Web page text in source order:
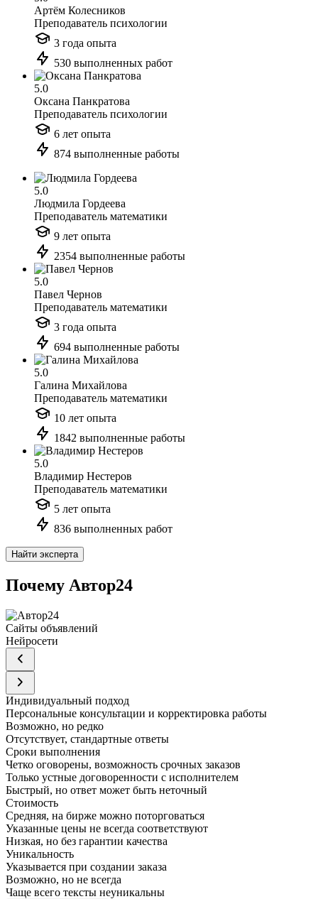
Артём Колесников
Преподаватель психологии
3 года опыта
530 выполненных работ
5.0
Оксана Панкратова
Преподаватель психологии
6 лет опыта
874 выполненные работы
5.0
Людмила Гордеева
Преподаватель математики
9 лет опыта
2354 выполненные работы
5.0
Павел Чернов
Преподаватель математики
3 года опыта
694 выполненные работы
5.0
Галина Михайлова
Преподаватель математики
10 лет опыта
1842 выполненные работы
5.0
Владимир Нестеров
Преподаватель математики
5 лет опыта
836 выполненных работ
Найти эксперта
Почему Автор24
Сайты объявлений
Нейросети
Индивидуальный подход
Персональные консультации и корректировка работы
Возможно, но редко
Отсутствует, стандартные ответы
Сроки выполнения
Четко оговорены, возможность срочных заказов
Только устные договоренности с исполнителем
Быстрый, но ответ может быть неточный
Стоимость
Средняя, на бирже можно поторговаться
Указанные цены не всегда соответствуют
Низкая, но без гарантии качества
Уникальность
Указывается при создании заказа
Возможно, но не всегда
Чаще всего тексты неуникальны